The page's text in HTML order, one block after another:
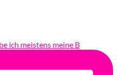
ich meistens meine B